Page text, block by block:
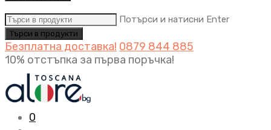
Потърси и натисни Enter
Безплатна доставка! 0879 844 885
10% отстъпка за първа поръчка!
0